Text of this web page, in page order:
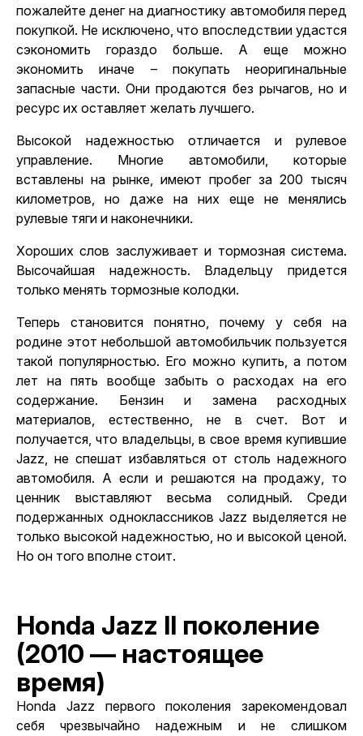
пожалейте денег на диагностику автомобиля перед
покупкой. Не исключено, что впоследствии удастся
сэкономить гораздо больше. А еще можно
экономить иначе – покупать неоригинальные
запасные части. Они продаются без рычагов, но и
ресурс их оставляет желать лучшего.
Высокой надежностью отличается и рулевое
управление. Многие автомобили, которые
вставлены на рынке, имеют пробег за 200 тысяч
километров, но даже на них еще не менялись
рулевые тяги и наконечники.
Хороших слов заслуживает и тормозная система.
Высочайшая надежность. Владельцу придется
только менять тормозные колодки.
Теперь становится понятно, почему у себя на
родине этот небольшой автомобильчик пользуется
такой популярностью. Его можно купить, а потом
лет на пять вообще забыть о расходах на его
содержание. Бензин и замена расходных
материалов, естественно, не в счет. Вот и
получается, что владельцы, в свое время купившие
Jazz, не спешат избавляться от столь надежного
автомобиля. А если и решаются на продажу, то
ценник выставляют весьма солидный. Среди
подержанных одноклассников Jazz выделяется не
только высокой надежностью, но и высокой ценой.
Но он того вполне стоит.
Honda Jazz II поколение
(2010 — настоящее
время)
Honda Jazz первого поколения зарекомендовал
себя чрезвычайно надежным и не слишком